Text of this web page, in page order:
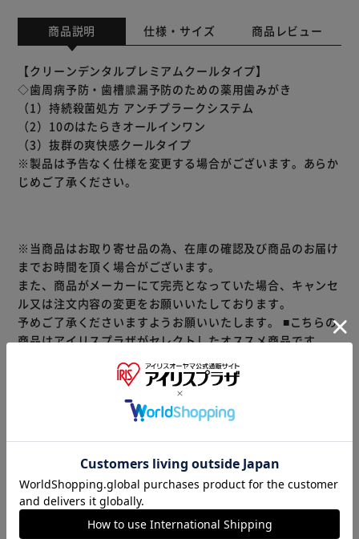
商品説明 仕様・サイズ 商品レビュー
【クリーンデンタルプレミアムクールタイプ】
◇歯周病予防・歯槽膿漏予防のための薬用歯みがき
（1）持続殺菌処方 アンチプラークシステム
（2）10のはたらきオールインワン
（3）抜群の爽快感クールタイプ
※製品は予告なく仕様を変更する場合がございます。あらか
じめご了承ください。
※当商品はお取り寄せ品の為、在庫の確認及び商品のお届け
までお時間を頂く場合がございます。
また、商品がメーカーにて完売となっていた場合、キャンセ
ル又は注文内容の変更をお願いいたしております。
予めご了承くださいますようお願いいたします。 ■こちらの
商品はアイリスプラザがセレクトしたオススメ商品です。
ティッシュ・
ペーパー
洗剤・柔軟剤
キッチン
バス・
トイレ用品